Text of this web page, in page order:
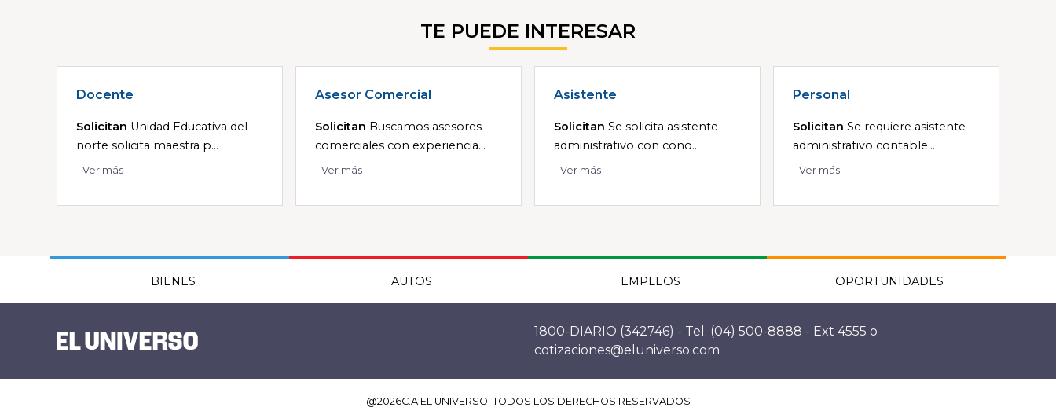
TE PUEDE INTERESAR
Docente
Solicitan Unidad Educativa del
norte solicita maestra p...
Ver más
Asesor Comercial
Solicitan Buscamos asesores
comerciales con experiencia...
Ver más
Asistente
Solicitan Se solicita asistente
administrativo con cono...
Ver más
Personal
Solicitan Se requiere asistente
administrativo contable...
Ver más
BIENES AUTOS EMPLEOS OPORTUNIDADES
1800-DIARIO (342746) - Tel. (04) 500-8888 - Ext 4555 o
cotizaciones@eluniverso.com
@2026C.A EL UNIVERSO. TODOS LOS DERECHOS RESERVADOS